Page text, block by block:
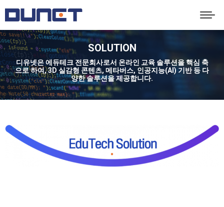
SOLUTION
디유넷은 에듀테크 전문회사로서 온라인 교육 솔루션을 핵심 축
으로 하여, 3D 실감형 콘텐츠, 메타버스, 인공지능(AI) 기반 등 다
양한 솔루션을 제공합니다.
You are here: